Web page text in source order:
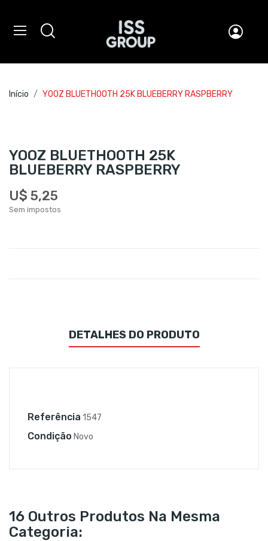
Início YOOZ BLUETHOOTH 25K BLUEBERRY RASPBERRY
YOOZ BLUETHOOTH 25K
BLUEBERRY RASPBERRY
U$ 5,25
Sem impostos
DETALHES DO PRODUTO
Referência 1547
Condição Novo
16 Outros Produtos Na Mesma
Categoria: